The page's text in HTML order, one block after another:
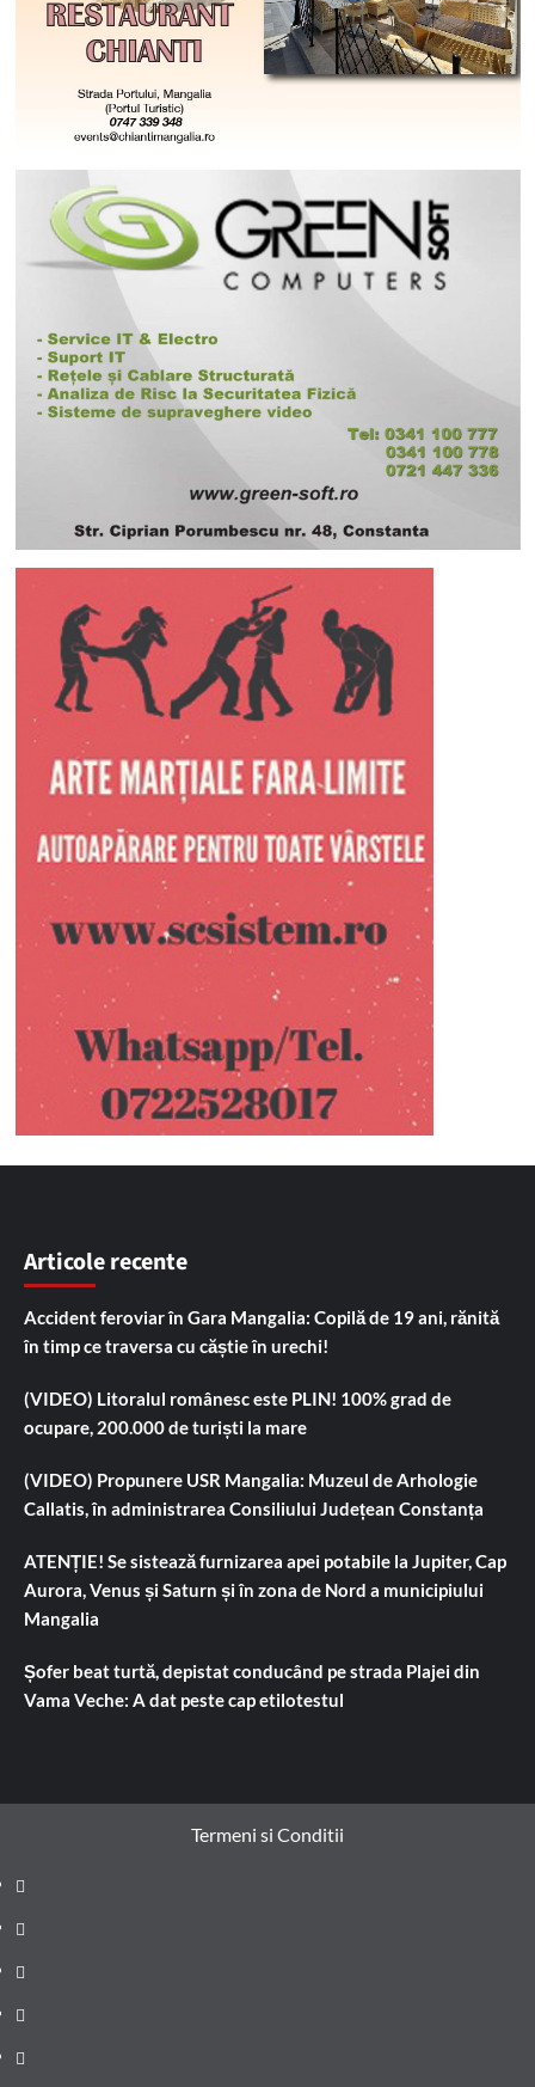
Articole recente
Accident feroviar în Gara Mangalia: Copilă de 19 ani, rănită
în timp ce traversa cu căștie în urechi!
(VIDEO) Litoralul românesc este PLIN! 100% grad de
ocupare, 200.000 de turiști la mare
(VIDEO) Propunere USR Mangalia: Muzeul de Arhologie
Callatis, în administrarea Consiliului Județean Constanța
ATENȚIE! Se sistează furnizarea apei potabile la Jupiter, Cap
Aurora, Venus și Saturn și în zona de Nord a municipiului
Mangalia
Șofer beat turtă, depistat conducând pe strada Plajei din
Vama Veche: A dat peste cap etilotestul
Termeni si Conditii
Prima
pagină
Știri
de
ultima
Administrație
locală
Actualitate
Justiție